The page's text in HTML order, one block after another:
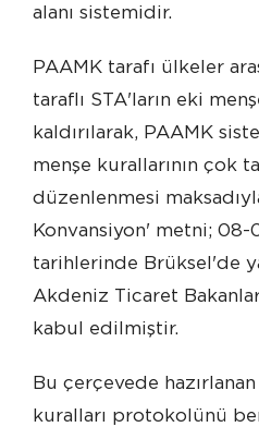
alanı sistemidir.
PAAMK tarafı ülkeler
taraflı STA'ların eki
kaldırılarak, PAAMK
menşe kurallarının çok
düzenlenmesi
Konvansiyon' metni; 08-
tarihlerinde Brüksel'de
Akdeniz Ticaret
kabul edilmiştir.
Bu çerçevede
kuralları protokolünü